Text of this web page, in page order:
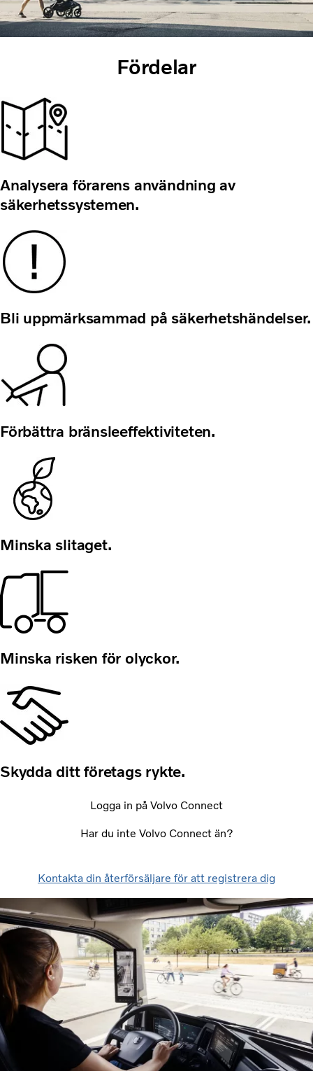
Fördelar
Analysera förarens användning av
säkerhetssystemen.
Bli uppmärksammad på säkerhetshändelser.
Förbättra bränsleeffektiviteten.
Minska slitaget.
Minska risken för olyckor.
Skydda ditt företags rykte.
Logga in på Volvo Connect
Har du inte Volvo Connect än?
Kontakta din återförsäljare för att registrera dig